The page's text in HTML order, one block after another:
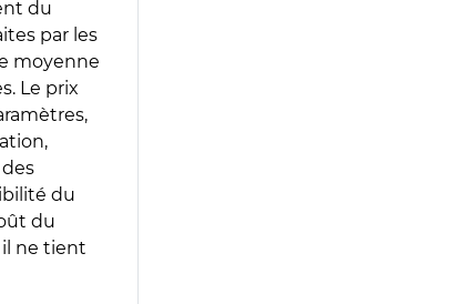
du
par les
moyenne
Le prix
du
du
il ne tient